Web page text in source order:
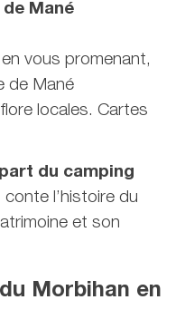
Mané
vous promenant,
de Mané
locales. Cartes
du camping
l’histoire du
et son
Morbihan en